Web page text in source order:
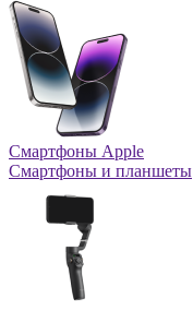
Смартфоны Apple
Смартфоны и планшеты